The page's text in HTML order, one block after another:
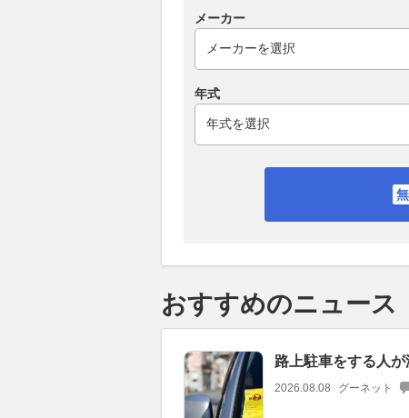
メーカー
年式
おすすめのニュース
路上駐車をする人
2026.08.08 グーネット